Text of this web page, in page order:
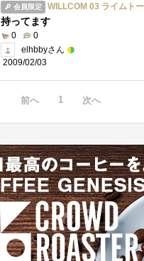
会員限定 WILLCOM 03 ライムトーン[WILLCOM
持ってます
0
0
elhbbyさん
2009/02/03
前へ 1 次へ